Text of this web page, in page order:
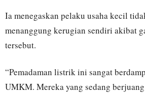
Ia menegaskan pelaku usaha kecil
menanggung kerugian sendiri akibat
tersebut.
“Pemadaman listrik ini sangat
UMKM. Mereka yang sedang